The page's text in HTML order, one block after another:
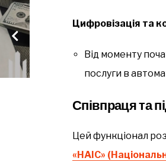
Цифровізація та
Від моменту
послуги в
Співпраця та
Цей функціонал
«НАІС»